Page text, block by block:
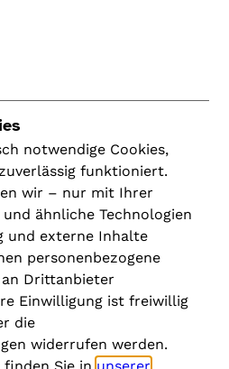
notwendige Cookies,
funktioniert.
wir – nur mit Ihrer
ähnliche Technologien
und externe Inhalte
personenbezogene
Drittanbieter
Einwilligung ist freiwillig
die
widerrufen werden.